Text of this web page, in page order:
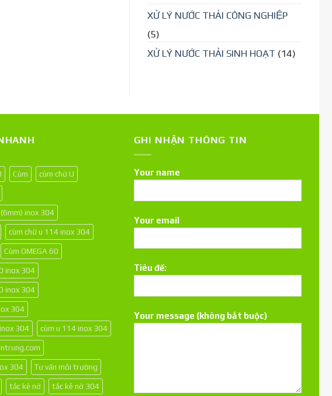
XỬ LÝ NƯỚC THẢI CÔNG NGHIỆP
(5)
XỬ LÝ NƯỚC THẢI SINH HOẠT (14)
Cùm cùm chữ U
inox 304
cùm chữ u 114 inox 304
Cùm OMEGA 60
inox 304
inox 304
304
304 cùm u 114 inox 304
304 Tư vấn môi trường
tắc kê nở tắc kê nở 304
GHI NHẬN THÔNG TIN
Your name
Your email
Tiêu đề:
Your message (không bắt buộc)